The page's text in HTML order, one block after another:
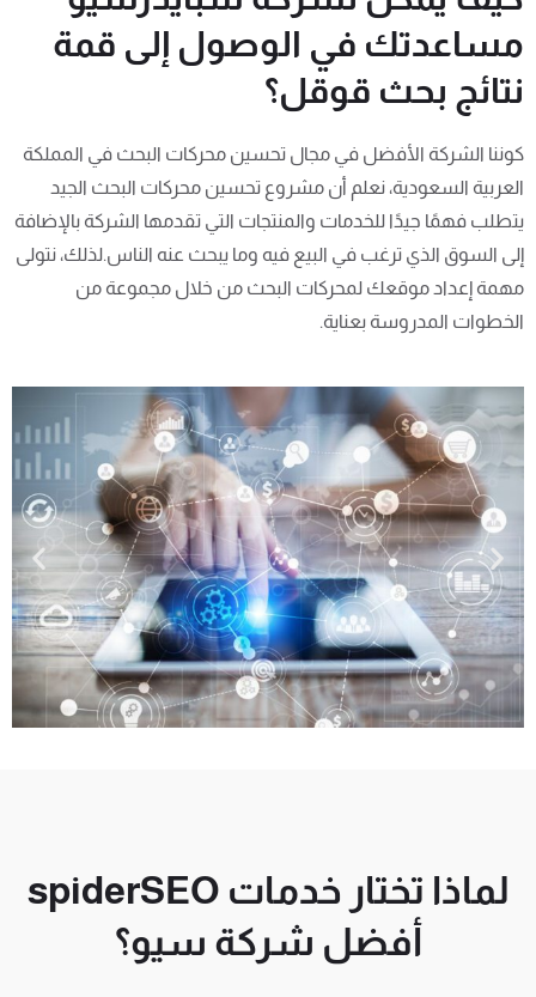
مساعدتك في الوصول إلى قمة
نتائج بحث قوقل؟
كوننا الشركة الأفضل في مجال تحسين محركات البحث في المملكة
العربية السعودية، نعلم أن مشروع تحسين محركات البحث الجيد
يتطلب فهمًا جيدًا للخدمات والمنتجات التي تقدمها الشركة بالإضافة
إلى السوق الذي ترغب في البيع فيه وما يبحث عنه الناس.لذلك، نتولى
مهمة إعداد موقعك لمحركات البحث من خلال مجموعة من
الخطوات المدروسة بعناية.
لماذا تختار خدمات spiderSEO
أفضل شركة سيو؟